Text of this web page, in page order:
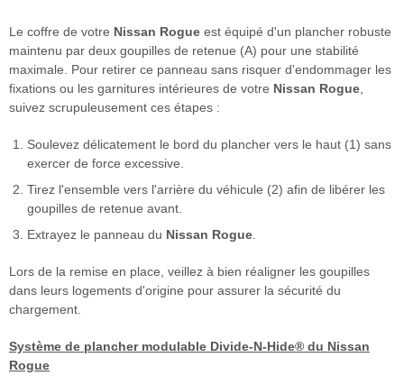
Le coffre de votre Nissan Rogue est équipé d'un plancher robuste
maintenu par deux goupilles de retenue (A) pour une stabilité
maximale. Pour retirer ce panneau sans risquer d'endommager les
fixations ou les garnitures intérieures de votre Nissan Rogue
suivez scrupuleusement ces étapes :
Soulevez délicatement le bord du plancher vers le haut (1) sans
exercer de force excessive.
Tirez l'ensemble vers l'arrière du véhicule (2) afin de libérer les
goupilles de retenue avant.
Extrayez le panneau du Nissan Rogue
Lors de la remise en place, veillez à bien réaligner les goupilles
dans leurs logements d'origine pour assurer la sécurité du
chargement.
Système de plancher modulable Divide-N-Hide® du Nissan
Rogue